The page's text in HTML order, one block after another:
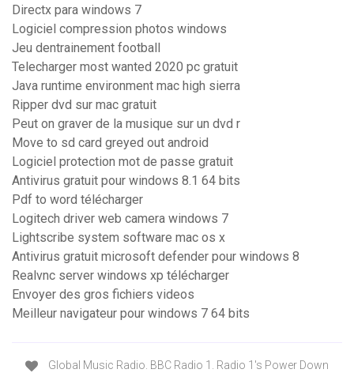
Directx para windows 7
Logiciel compression photos windows
Jeu dentrainement football
Telecharger most wanted 2020 pc gratuit
Java runtime environment mac high sierra
Ripper dvd sur mac gratuit
Peut on graver de la musique sur un dvd r
Move to sd card greyed out android
Logiciel protection mot de passe gratuit
Antivirus gratuit pour windows 8.1 64 bits
Pdf to word télécharger
Logitech driver web camera windows 7
Lightscribe system software mac os x
Antivirus gratuit microsoft defender pour windows 8
Realvnc server windows xp télécharger
Envoyer des gros fichiers videos
Meilleur navigateur pour windows 7 64 bits
Global Music Radio. BBC Radio 1. Radio 1's Power Down